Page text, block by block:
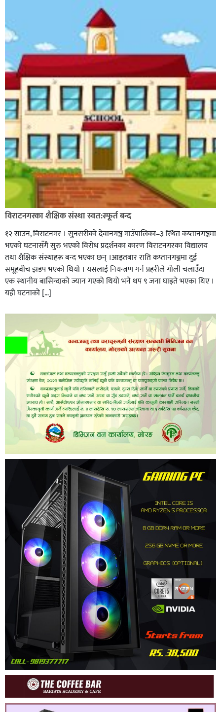
विराटनगरका शैक्षिक संस्था स्वत:स्फूर्त बन्द
१२ साउन, विराटनगर । सुनसरीको देवानगञ्ज गाउँपालिका–३ स्थित कप्तानगञ्जमा
भएको घटनासँगै सुरु भएको विरोध प्रदर्शनका कारण विराटनगरका विद्यालय
तथा शैक्षिक संस्थाहरू बन्द भएका छन् ।आइतबार राति कप्तानगञ्जमा दुई
समूहबीच झडप भएको थियो । यसलाई नियन्त्रण गर्न प्रहरीले गोली चलाउँदा
एक स्थानीय बासिन्दाको ज्यान गएको थियो भने थप ९ जना घाइते भएका थिए ।
यही घटनाको […]